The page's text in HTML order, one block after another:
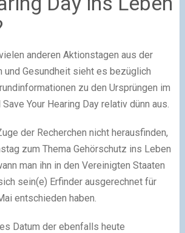
anderen Aktionstagen aus der
und Gesundheit sieht es bezüglich
zu den Ursprüngen im
Your Hearing Day relativ dünn aus.
der Recherchen nicht herausfinden,
zum Thema Gehörschutz ins Leben
man ihn in den Vereinigten Staaten
sein(e) Erfinder ausgerechnet für
entschieden haben.
Datum der ebenfalls heute